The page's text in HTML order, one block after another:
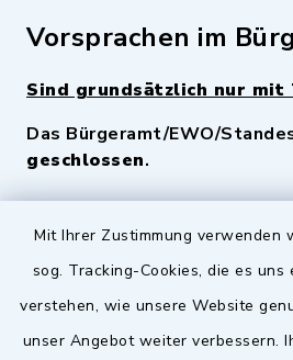
Mit Ihrer Zustimmung verwenden
sog. Tracking-Cookies, die es uns
verstehen, wie unsere Website
unser Angebot weiter verbessern.
Vorsprachen im
Sind grundsätzlich nur mit
Das Bürgeramt/EWO/
geschlossen.
Quicklinks
Zenngrund Allianz